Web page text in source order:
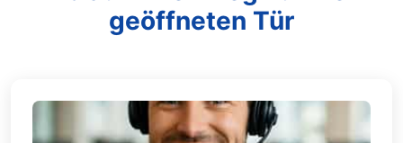
geöffneten Tür